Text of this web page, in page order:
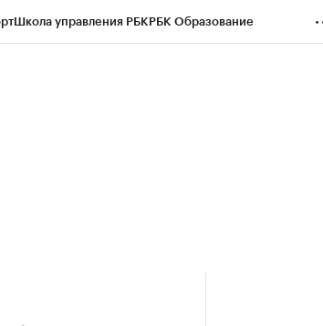
Школа управления РБКРБК Образование